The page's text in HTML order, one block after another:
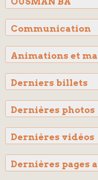
Communication
Animations et
Derniers billets
Dernières photos
Dernières vidéos
Dernières pages